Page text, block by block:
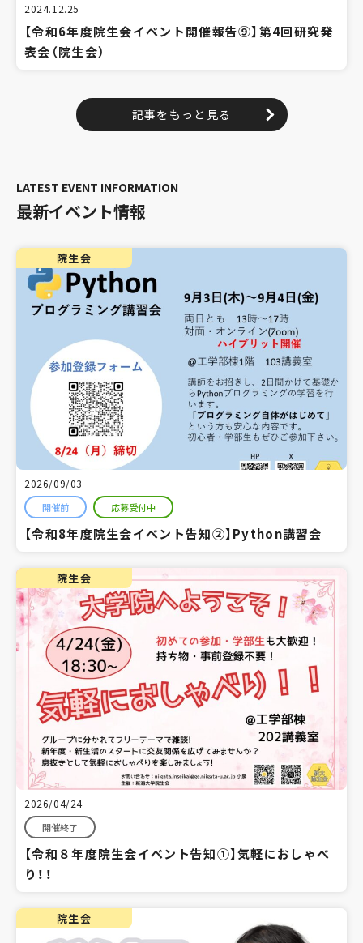
2024.12.25
【令和6年度院生会イベント開催報告⑨】第4回研究発
表会（院生会）
記事をもっと見る
最新イベント情報
院生会
2026/09/03
開催前 応募受付中
【令和8年度院生会イベント告知②】Python講習会
院生会
2026/04/24
開催終了
【令和８年度院生会イベント告知①】気軽におしゃべ
り！！
院生会